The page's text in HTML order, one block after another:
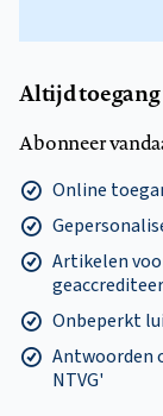
Altijd
Abonneer
Online
Artikelen
Onbeperkt
Antwoorden
NTVG'